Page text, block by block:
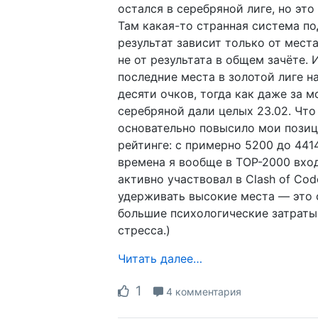
остался в серебряной лиге, но
Там какая-то странная система
результат зависит только от
не от результата в общем зачёте.
последние места в золотой лиге
десяти очков, тогда как даже за
серебряной дали целых 23.02.
основательно повысило мои
рейтинге: с примерно 5200 до
времена я вообще в TOP-2000
активно участвовал в Clash of
удерживать высокие места — это
большие психологические
стресса.)
Читать далее…
1 4 комментария